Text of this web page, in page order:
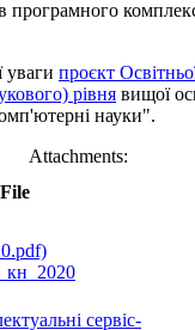
програмного
проєкт
рівня вищої
науки".
Attachments:
File